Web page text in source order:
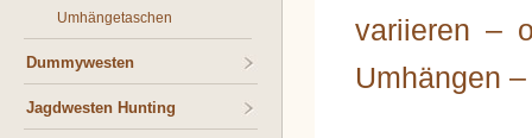
Umhängetaschen
Dummywesten
Jagdwesten Hunting
variieren –
Umhängen